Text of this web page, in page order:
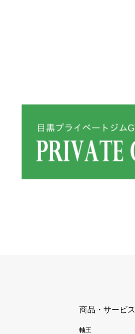
商品・サービス
軸王